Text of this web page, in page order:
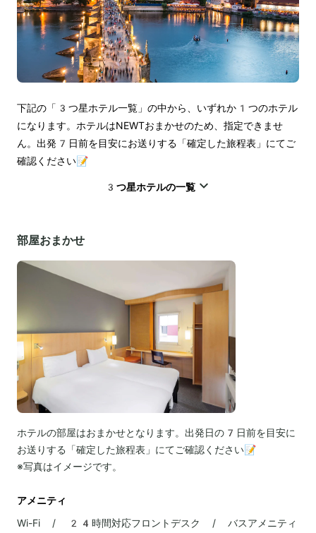
下記の「3つ星ホテル一覧」の中から、いずれか1つのホテル
になります。ホテルはNEWTおまかせのため、指定できませ
ん。出発7日前を目安にお送りする「確定した旅程表」にてご
確認ください📝
3つ星ホテルの一覧
部屋おまかせ
ホテルの部屋はおまかせとなります。出発日の7日前を目安に
お送りする「確定した旅程表」にてご確認ください📝
※写真はイメージです。
アメニティ
Wi-Fi / 24時間対応フロントデスク / バスアメニティ